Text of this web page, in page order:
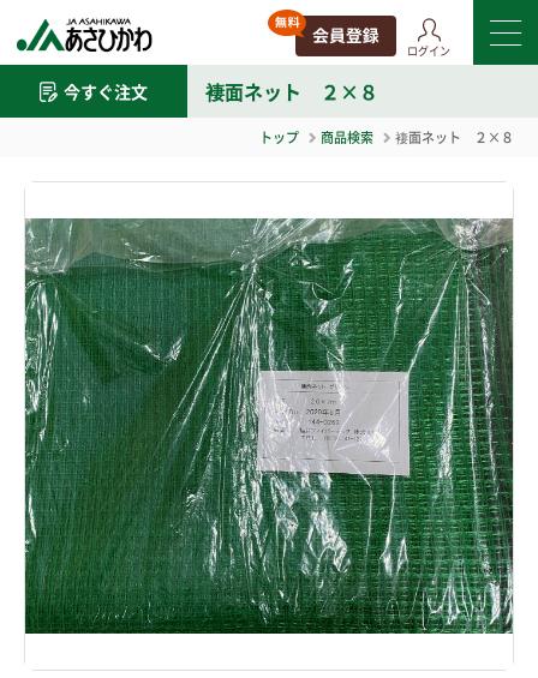
ログイン
今すぐ注文 褄面ネット ２×８
トップ 商品検索 褄面ネット ２×８